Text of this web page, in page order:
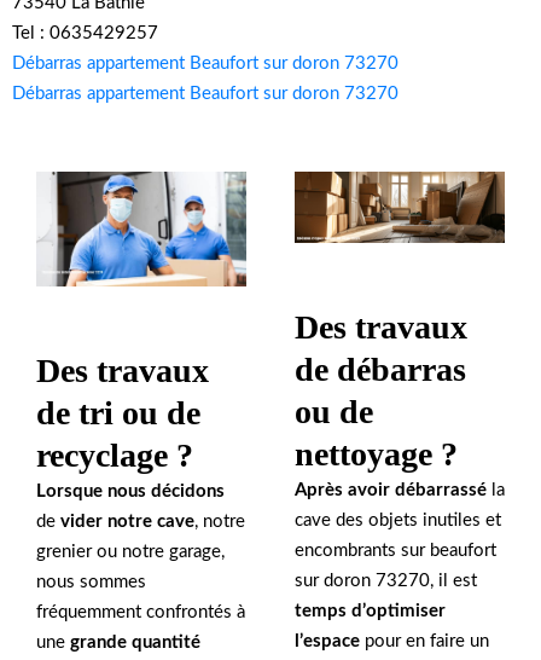
Tel : 0635429257
Débarras appartement Beaufort sur doron 73270
Débarras appartement Beaufort sur doron 73270
Des travaux
de tri ou de
recyclage ?
Lorsque nous décidons
de vider notre cave, notre
grenier ou notre garage,
nous sommes
fréquemment confrontés à
une grande quantité
Des travaux
de débarras
ou de
nettoyage ?
Après avoir débarrassé la
cave des objets inutiles et
encombrants sur beaufort
sur doron 73270, il est
temps d’optimiser
l’espace pour en faire un